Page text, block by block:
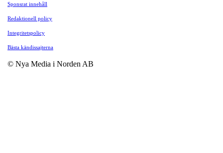
Sponsrat innehåll
Redaktionell policy
Integritetspolicy
Bästa kändissajterna
© Nya Media i Norden AB